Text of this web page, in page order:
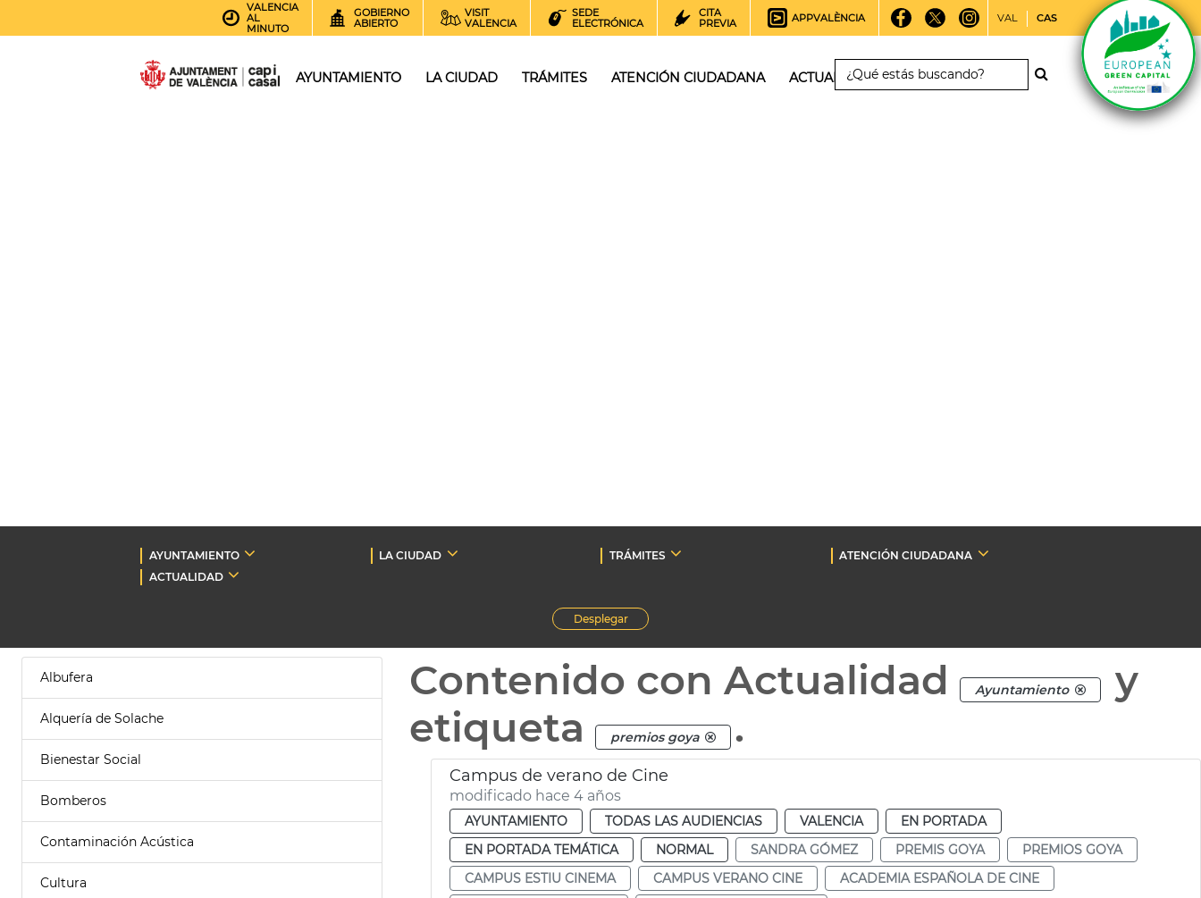
VALENCIA
AL
MINUTO
GOBIERNO
ABIERTO
VISIT
VALENCIA
SEDE
ELECTRÓNICA
CITA
PREVIA
APPVALÈNCIA VAL CAS
AYUNTAMIENTO LA CIUDAD TRÁMITES ATENCIÓN CIUDADANA ACTUALIDAD
AYUNTAMIENTO LA CIUDAD TRÁMITES
ATENCIÓN CIUDADANA
ACTUALIDAD
Desplegar
Albufera
Alquería de Solache
Bienestar Social
Bomberos
Contaminación Acústica
Cultura
Contenido con Actualidad Ayuntamiento
y
etiqueta
premios goya .
Campus de verano de Cine
modificado hace 4 años
AYUNTAMIENTO TODAS LAS AUDIENCIAS VALENCIA
EN PORTADA
EN PORTADA TEMÁTICA
NORMAL SANDRA GÓMEZ PREMIS GOYA
PREMIOS GOYA
CAMPUS ESTIU CINEMA
CAMPUS VERANO CINE
ACADEMIA ESPAÑOLA DE CINE